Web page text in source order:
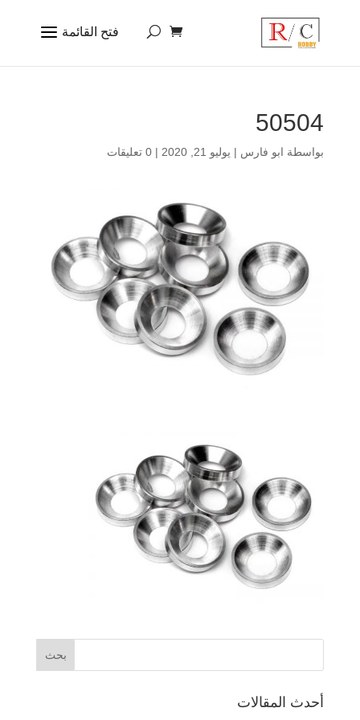
50504
بواسطة ابو فارس | يوليو 21, 2020 | 0 تعليقات
أحدث المقالات